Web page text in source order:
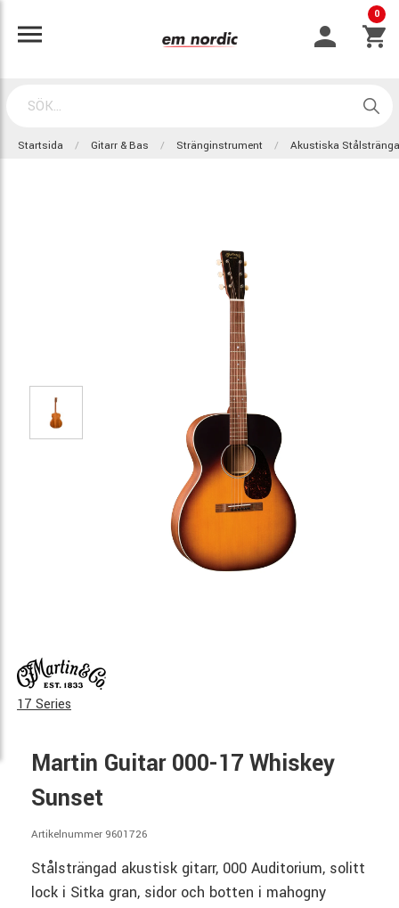
0
Startsida Gitarr & Bas Stränginstrument Akustiska
17 Series
Martin Guitar 000-17 Whiskey
Sunset
Artikelnummer 9601726
Stålsträngad akustisk gitarr, 000 Auditorium, solitt
lock i Sitka gran, sidor och botten i mahogny